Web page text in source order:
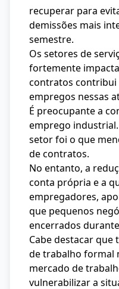
recuperar para
demissões mais
semestre.
Os setores de
fortemente
contratos contribui
empregos nessas
É preocupante a
emprego
setor foi o que
de contratos.
No entanto, a
conta própria e a
empregadores,
que pequenos
encerrados
Cabe destacar
de trabalho formal
mercado de
vulnerabilizar a